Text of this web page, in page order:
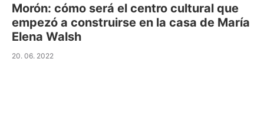
Morón: cómo será el centro cultural que
empezó a construirse en la casa de María
Elena Walsh
20. 06. 2022